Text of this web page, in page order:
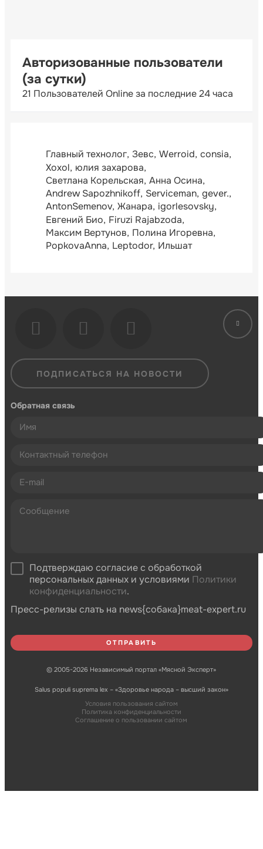
Авторизованные пользователи
(за сутки)
21 Пользователей Online за последние 24 часа
Главный технолог Зевс Werroid consia
Xoxol юлия захарова
Светлана Корельская Анна Осина
Andrew Sapozhnikoff Serviceman gever.
AntonSemenov Жанара igorlesovsky
Евгений Био Firuzi Rajabzoda
Максим Вертунов Полина Игоревна
PopkovaAnna Leptodor Ильшат
ПОДПИСАТЬСЯ НА НОВОСТИ
Обратная связь
Подтверждаю согласие с обработкой
персональных данных и условиями Политики
конфиденциальности.
Пресс-релизы слать на news{собака}meat-expert.ru
© 2005-2026 Независимый портал «Мясной Эксперт»
Salus populi suprema lex – «Здоровье народа – высший закон»
Условия пользования сайтом
Политика конфиденциальности
Соглашение о пользовании сайтом